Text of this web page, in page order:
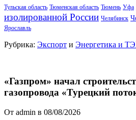
Тульская область Тюменская область Тюмень Уфа
изолированной России Челябинск
Ярославль
Рубрика: Экспорт и Энергетика и
«Газпром» начал
газопровода «Турецкий
От admin в 08/08/2026